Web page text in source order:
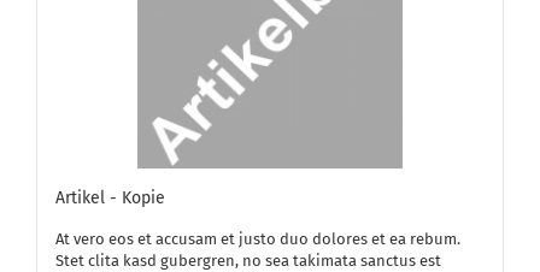
Ar­ti­kel - Kopie
At vero eos et ac­cu­sam et justo duo do­lo­res et ea rebum.
Stet clita kasd gu­ber­gren, no sea ta­ki­ma­ta sanc­tus est